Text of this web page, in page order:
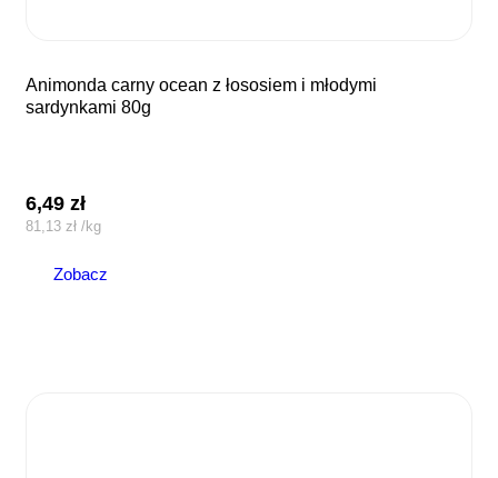
animonda carny ocean z łososiem i młodymi
sardynkami 80g
6,49zł
81,13zł /kg
Zobacz